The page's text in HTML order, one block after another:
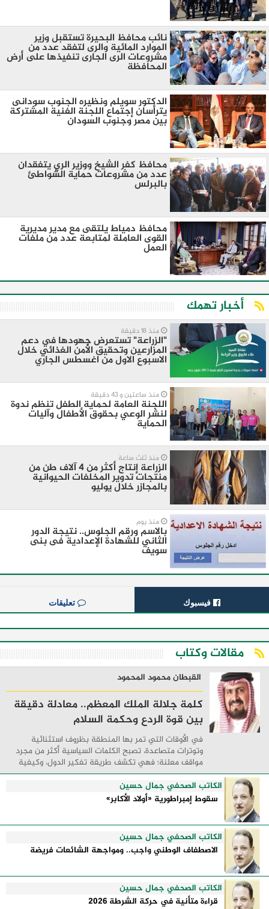
نائب محافظ البحيرة تستقبل وزير
الموارد المائية والرى لتفقد عدد من
مشروعات الرى الجارى تنفيذها على أرض
المحافظة
الدكتور سويلم ونظيره الجنوب سودانى
يترأسان إجتماع اللجنة الفنية المشتركة
بين مصر وجنوب السودان
محافظ كفر الشيخ ووزير الري يتفقدان
عدد من مشروعات حماية الشواطئ
بالبرلس
محافظ دمياط يلتقى مع مدير مديرية
القوى العاملة لمتابعة عدد من ملفات
العمل
أخبار تهمك
منذ 18 دقيقة
"الزراعة" تستعرض جهودها في دعم
المزارعين وتحقيق الأمن الغذائي خلال
الاسبوع الاول من اغسطس الجاري
منذ ساعتين و 43 دقيقة
اللجنة العامة لحماية الطفل تنظم ندوة
لنشر الوعي بحقوق الأطفال وآليات
الحماية
منذ ثلث ساعة
الزراعة إنتاج أكثر من 4 آلاف طن من
منتجات تدوير المخلفات الحيوانية
بالمجازر خلال يوليو
منذ يوم
بالاسم ورقم الجلوس.. نتيجة الدور
الثاني للشهادة الإعدادية فى بنى
سويف
فيسبوك تعليقات
مقالات وكتاب
القبطان محمود المحمود
كلمة جلالة الملك المعظم.. معادلة دقيقة
بين قوة الردع وحكمة السلام
في الأوقات التي تمر بها المنطقة بظروف استثنائية
وتوترات متصاعدة، تصبح الكلمات السياسية أكثر من مجرد
مواقف معلنة؛ فهي تكشف طريقة تفكير الدول، وكيفية
إدارتها للأزمات، والحدود التي تفصل بين القوة ...
الكاتب الصحفي جمال حسين
سقوط إمبراطورية «أولاد الأكابر»
الكاتب الصحفي جمال حسين
الاصطفاف الوطني واجب.. ومواجهة الشائعات فريضة
الكاتب الصحفي جمال حسين
قراءة متأنية في حركة الشرطة 2026